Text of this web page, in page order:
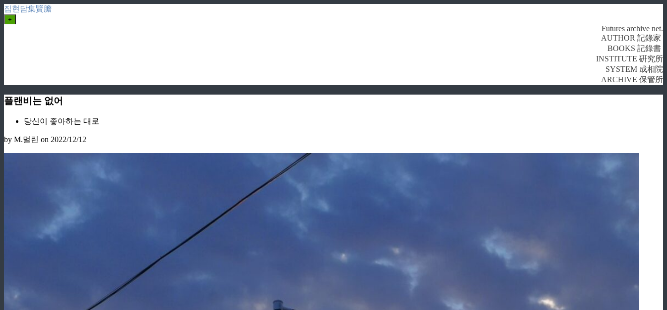
집현담集賢膽
+
Futures archive net.
AUTHOR 記錄家
BOOKS 記錄書
INSTITUTE 硏究所
SYSTEM 成相院
ARCHIVE 保管所
플랜비는 없어
당신이 좋아하는 대로
by M.멀린 on 2022/12/12